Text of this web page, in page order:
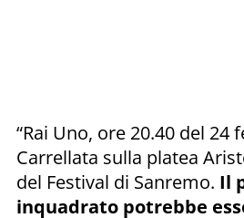
“Rai Uno, ore 20.40 del 24
Carrellata sulla platea
del Festival di Sanremo. Il
inquadrato potrebbe